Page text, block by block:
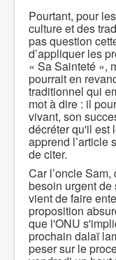
Pourtant, pour
culture et des
pas question
d’appliquer les
« Sa Sainteté »,
pourrait en
traditionnel qui
mot à dire : il
vivant, son
décréter qu'il est
apprend l’article
de citer.
Car l’oncle
besoin urgent de
vient de faire
proposition
que l'ONU
prochain dalaï
peser sur le